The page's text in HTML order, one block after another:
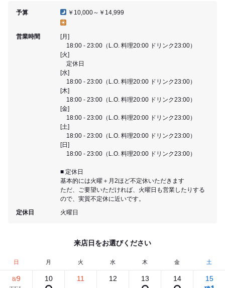
予算 ￥10,000～￥14,999
営業時間
[月]
18:00 - 23:00（L.O. 料理20:00 ドリンク23:00）
[火]
定休日
[水]
18:00 - 23:00（L.O. 料理20:00 ドリンク23:00）
[木]
18:00 - 23:00（L.O. 料理20:00 ドリンク23:00）
[金]
18:00 - 23:00（L.O. 料理20:00 ドリンク23:00）
[土]
18:00 - 23:00（L.O. 料理20:00 ドリンク23:00）
[日]
18:00 - 23:00（L.O. 料理20:00 ドリンク23:00）
■ 定休日
基本的には火曜＋月2ほど不定休いただきます
ただ、ご要望いただければ、火曜日も営業したりする
ので、実質不定休に近いです。
定休日
火曜日
来店日をお選びください
日 月 火 水 木 金 土
8/9 10 11 12 13 14 15